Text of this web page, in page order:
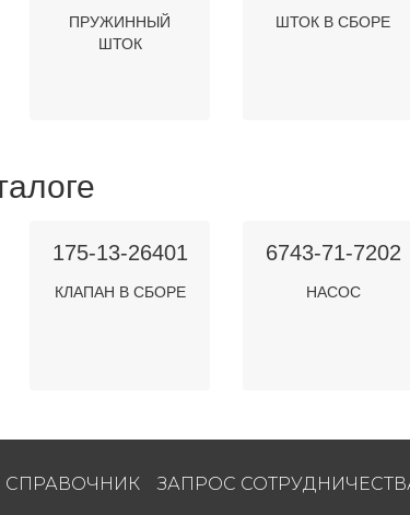
ПРУЖИННЫЙ
ШТОК
ШТОК В СБОРЕ
175-13-26401
КЛАПАН В СБОРЕ
6743-71-7202
НАСОС
СПРАВОЧНИК ЗАПРОС